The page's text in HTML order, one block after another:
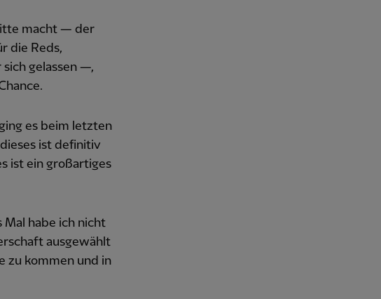
macht — der
die Reds,
gelassen —,
es beim letzten
ist definitiv
ist ein großartiges
Mal habe ich nicht
ausgewählt
zu kommen und in